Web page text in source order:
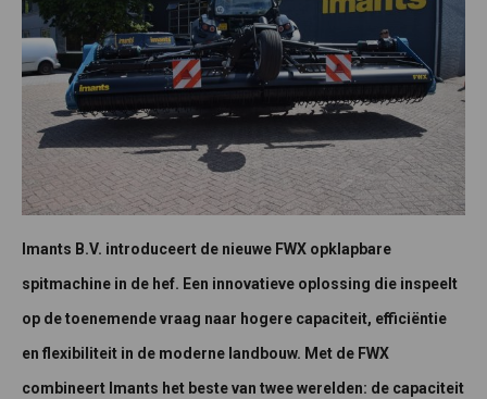
Imants B.V. introduceert de nieuwe FWX opklapbare
spitmachine in de hef. Een innovatieve oplossing die inspeelt
op de toenemende vraag naar hogere capaciteit, efficiëntie
en flexibiliteit in de moderne landbouw. Met de FWX
combineert Imants het beste van twee werelden: de capaciteit